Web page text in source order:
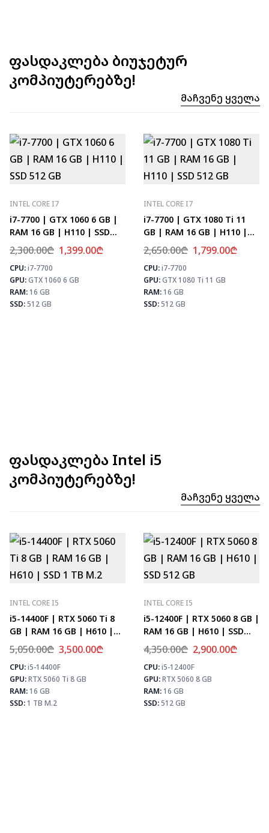
ფასდაკლება ბიუჯეტურ
კომპიუტერებზე!
Მაჩვენე Ყველა
INTEL CORE I7
i7-7700 | GTX 1060 6 GB |
RAM 16 GB | H110 | SSD
512 GB
2,300.00₾ 1,399.00₾
CPU:i7-7700
GPU:GTX 1060 6 GB
RAM:16 GB
SSD:512 GB
⚡ MAX FPS
CS2
133
PUBG
78
Fortnite
92
INTEL CORE I7
i7-7700 | GTX 1080 Ti 11
GB | RAM 16 GB | H110 |
SSD 512 GB
2,650.00₾ 1,799.00₾
CPU:i7-7700
GPU:GTX 1080 Ti 11 GB
RAM:16 GB
SSD:512 GB
ფასდაკლება Intel i5
კომპიუტერებზე!
Მაჩვენე Ყველა
INTEL CORE I5
i5-14400F | RTX 5060 Ti 8
GB | RAM 16 GB | H610 |
SSD 1 TB M.2
5,050.00₾ 3,500.00₾
CPU:i5-14400F
GPU:RTX 5060 Ti 8 GB
RAM:16 GB
SSD:1 TB M.2
⚡ MAX FPS
CS2
278
PUBG
171
Fortnite
202
INTEL CORE I5
i5-12400F | RTX 5060 8 GB |
RAM 16 GB | H610 | SSD
512 GB
4,350.00₾ 2,900.00₾
CPU:i5-12400F
GPU:RTX 5060 8 GB
RAM:16 GB
SSD:512 GB